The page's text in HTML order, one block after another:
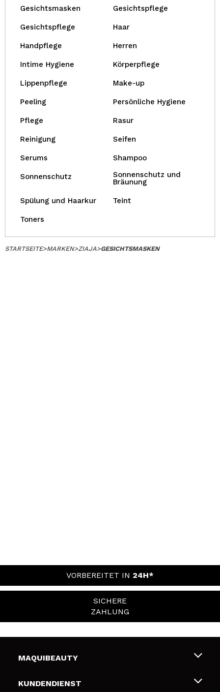
Gesichtsmasken Gesichtspflege
Gesichtspflege Haar
Handpflege Herren
Intime Hygiene Körperpflege
Lippenpflege Make-up
Peeling Persönliche Hygiene
Pflege Rasur
Reinigung Seifen
Serums Shampoo
Sonnenschutz
Sonnenschutz und
Bräunung
Spülung und Haarkur Teint
Toners
STARTSEITE>MARKEN>ZIAJA>GESICHTSMASKEN
VORBEREITET IN 24H*
SICHERE
ZAHLUNG
MAQUIBEAUTY
Über uns
KUNDENDIENST